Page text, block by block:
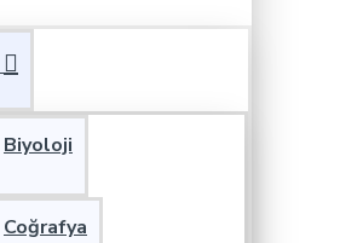
Biyoloji
Coğrafya